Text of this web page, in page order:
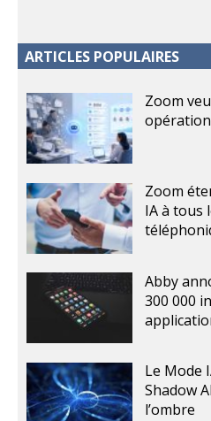
ARTICLES POPULAIRES
Zoom
Zoom
IA à tous
Abby
300 000
Le Mode
Shadow
l’ombre